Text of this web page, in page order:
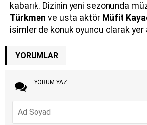
kabarık. Dizinin yeni sezonunda
Türkmen ve usta aktör Müfit
isimler de konuk oyuncu olarak yer
YORUMLAR
YORUM YAZ